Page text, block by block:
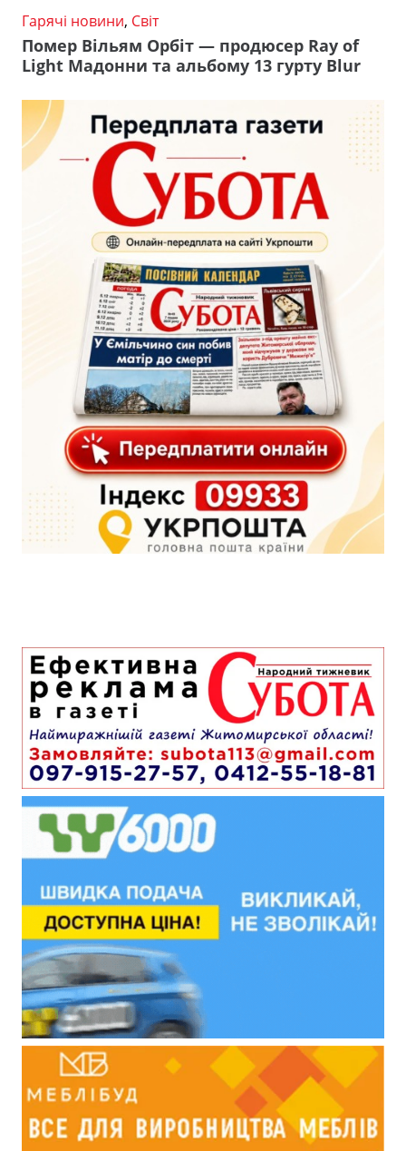
Гарячі новини, Світ
Помер Вільям Орбіт — продюсер Ray of
Light Мадонни та альбому 13 гурту Blur